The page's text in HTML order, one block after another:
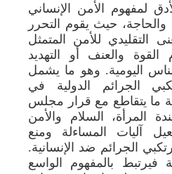
لمفهوم الأمن الإنساني
حيث يقوم التحرر
للأمن المتمثل
القوة والعنف أو التهديد
اليومية. وهو ما يشمل
الجرائم الدولية في
ما يتقاطع مع قرار مجلس
أجندة المرأة، السلام والأمن
آليات المساءلة ومنع
الجرائم ضد الإنسانية.
فيرتبط بالمفهوم الواسع